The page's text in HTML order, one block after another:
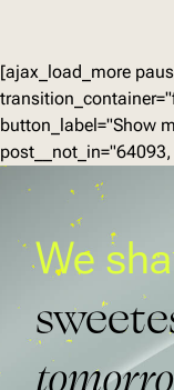
[ajax_load_more
button_label="Show
We